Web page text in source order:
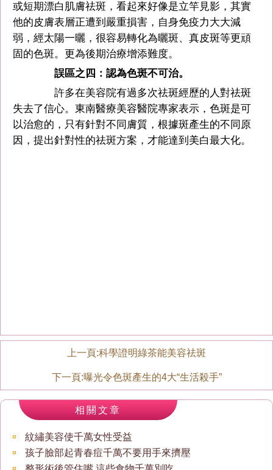
或短期漂白肌膚祛斑，看起來好像是立竿見影，其實
他的皮膚表層正遭到嚴重損害，自身免疫力大大減
弱，經太陽一曬，很容易轉化為曬斑、真皮斑等更頑
固的色斑。更為後期治療增添難度。
誤區之四：認為色斑不可治。
許多在美容院有過多次祛斑經歷的人對祛斑
失去了信心。東南醫療美容醫院專家表示，色斑是可
以治愈的，只有針對不同膚質，根據斑產生的不同原
因，提出針對性的祛斑方案，才能達到美白最大化。
上一頁:科學證明綠茶能美容祛斑
下一頁:曝光令色斑產生的4大“生活殺手”
相關文章
紋繡美容使千萬女性受益
孩子臉部起青春痘千萬不要用手來擠壓